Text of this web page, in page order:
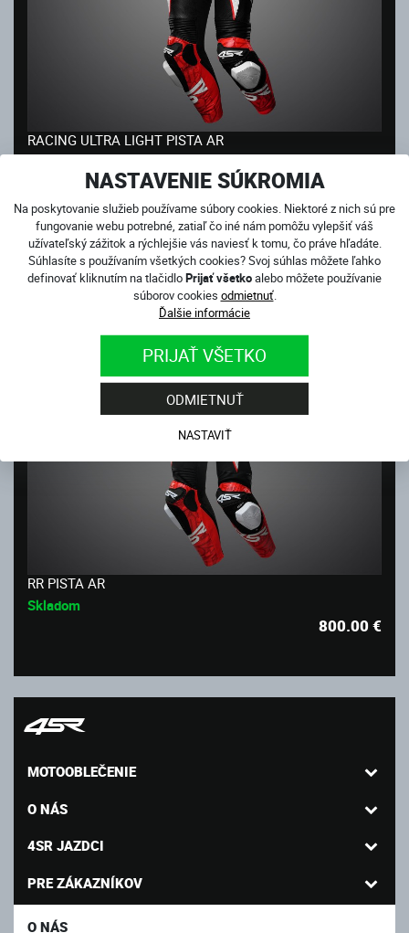
NASTAVENIE SÚKROMIA
Na poskytovanie služieb používame súbory cookies. Niektoré z nich sú pre
fungovanie webu potrebné, zatiaľ čo iné nám pomôžu vylepšiť váš
užívateľský zážitok a rýchlejšie vás naviesť k tomu, čo práve hľadáte.
Súhlasíte s používaním všetkých cookies? Svoj súhlas môžete ľahko
definovať kliknutím na tlačidloPrijať všetkoalebo môžete používanie
súborov cookies odmietnuť.
Ďalšie informácie
PRIJAŤ VŠETKO
ODMIETNUŤ
NASTAVIŤ
RACING ULTRA LIGHT PISTA AR
1 250.00
NOVINKA
RR PISTA AR
Skladom
800.00€
MOTOOBLEČENIE
O NÁS
4SR JAZDCI
PRE ZÁKAZNÍKOV
O NÁS